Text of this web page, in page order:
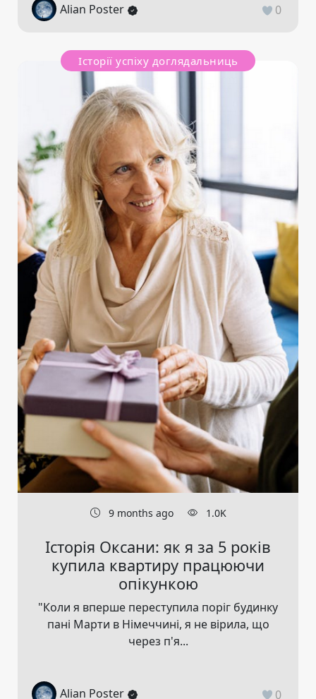
Alian Poster 0
Історії успіху доглядальниць
9 months ago 1.0K
Історія Оксани: як я за 5 років
купила квартиру працюючи
опікункою
"Коли я вперше переступила поріг будинку
пані Марти в Німеччині, я не вірила, що
через п'я...
Alian Poster 0